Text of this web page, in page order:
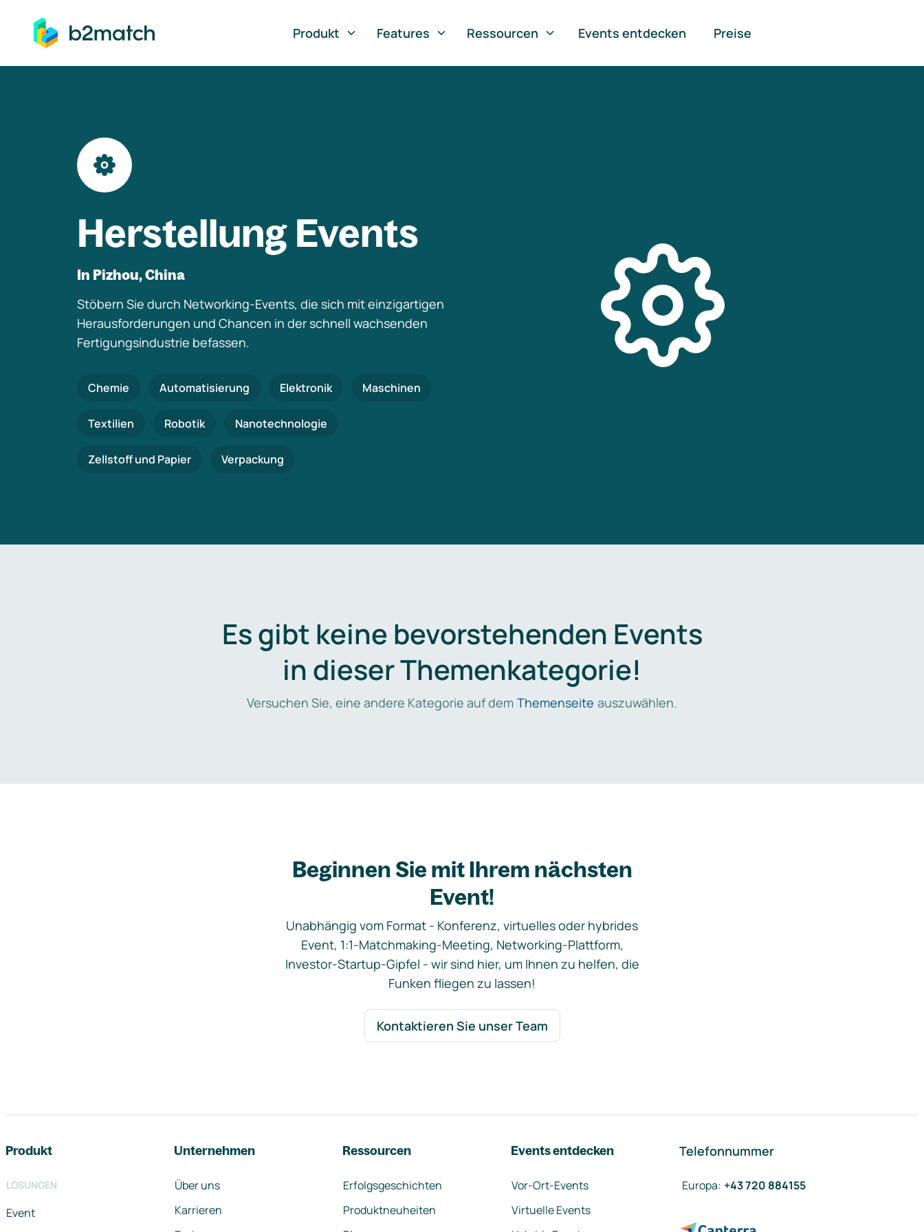
springen
Produkt
Features Ressourcen Events entdecken Preise
Herstellung Events
In Pizhou, China
Stöbern Sie durch Networking-Events, die sich mit einzigartigen
Herausforderungen und Chancen in der schnell wachsenden
Fertigungsindustrie befassen.
Chemie Automatisierung Elektronik Maschinen
Textilien Robotik Nanotechnologie
Zellstoff und Papier Verpackung
Es gibt keine bevorstehenden Events
in dieser Themenkategorie!
Versuchen Sie, eine andere Kategorie auf dem Themenseite auszuwählen.
Beginnen Sie mit Ihrem nächsten
Event!
Unabhängig vom Format - Konferenz, virtuelles oder hybrides
Event, 1:1-Matchmaking-Meeting, Networking-Plattform,
Investor-Startup-Gipfel - wir sind hier, um Ihnen zu helfen, die
Funken fliegen zu lassen!
Kontaktieren Sie unser Team
Produkt
LÖSUNGEN
Event
Unternehmen
Über uns
Karrieren
Ressourcen
Erfolgsgeschichten
Produktneuheiten
Events entdecken
Vor-Ort-Events
Virtuelle Events
Telefonnummer
Europa: +43 720 884155